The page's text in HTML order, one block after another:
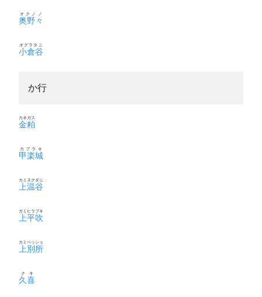
奥野々
オクノノ
小倉谷
オグラタニ
か行
金粕
カネガス
甲楽城
カブラキ
上温谷
カミヌクダニ
上平吹
カミヒラブキ
上別所
カミベッショ
久喜
クキ